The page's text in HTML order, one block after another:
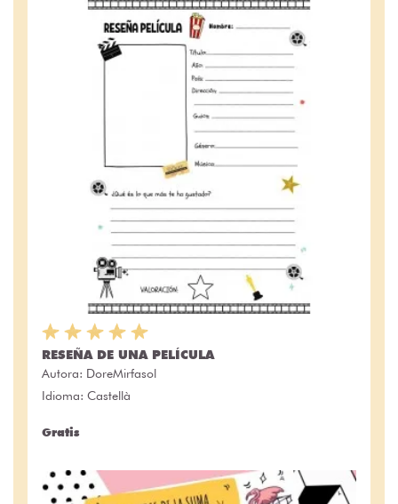
RESEÑA DE UNA PELÍCULA
Autora: DoreMirfasol
Idioma: Castellà
Gratis